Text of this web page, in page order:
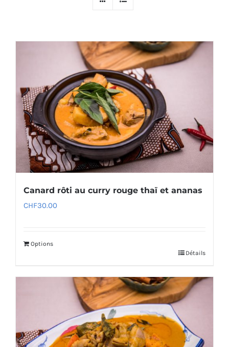
Canard rôti au curry rouge thaï et ananas
CHF30.00
Options
Détails